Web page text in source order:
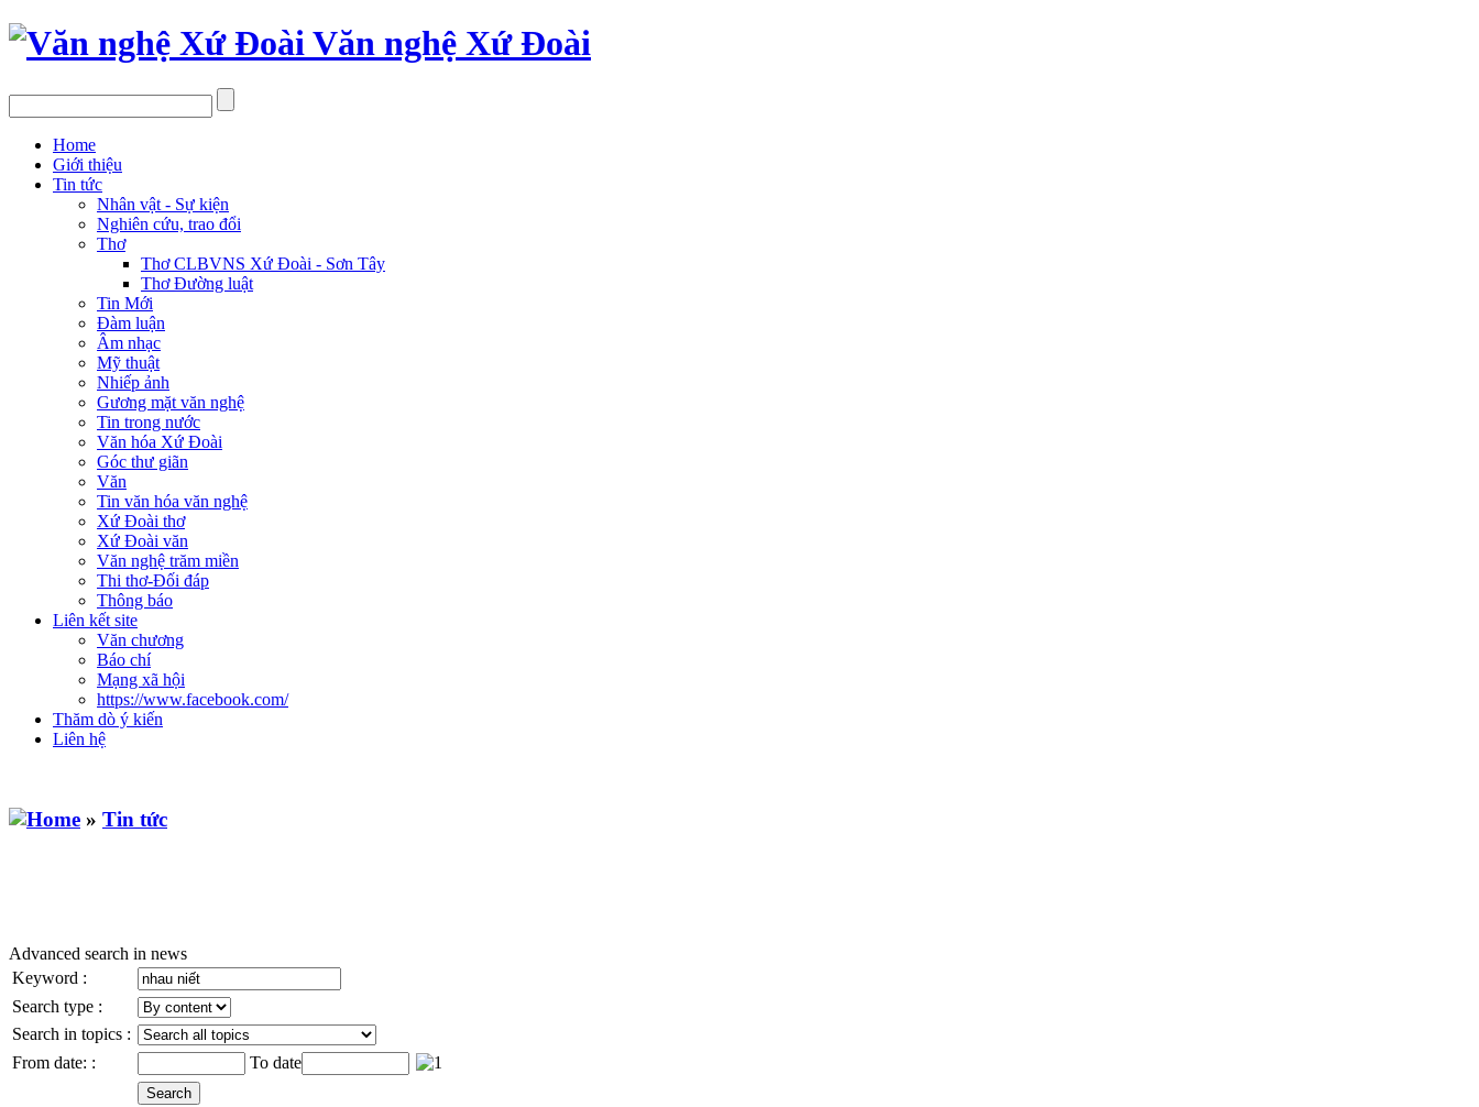
Văn nghệ Xứ Đoài
Home
Giới thiệu
Tin tức
Nhân vật - Sự kiện
Nghiên cứu, trao đổi
Thơ
Thơ CLBVNS Xứ Đoài - Sơn Tây
Thơ Đường luật
Tin Mới
Đàm luận
Âm nhạc
Mỹ thuật
Nhiếp ảnh
Gương mặt văn nghệ
Tin trong nước
Văn hóa Xứ Đoài
Góc thư giãn
Văn
Tin văn hóa văn nghệ
Xứ Đoài thơ
Xứ Đoài văn
Văn nghệ trăm miền
Thi thơ-Đối đáp
Thông báo
Liên kết site
Văn chương
Báo chí
Mạng xã hội
https://www.facebook.com/
Thăm dò ý kiến
Liên hệ
» Tin tức
Advanced search in news
Keyword :
Search type :
Search in topics :
From date: :
To date